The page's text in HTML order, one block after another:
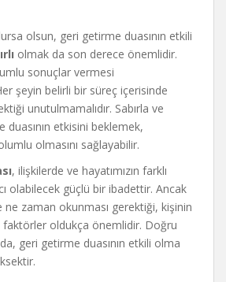
olsun, geri getirme duasının etkili
olmak da son derece önemlidir.
sonuçlar vermesi
şeyin belirli bir süreç içerisinde
unutulmamalıdır. Sabırla ve
etkisini beklemek,
olmasını sağlayabilir.
, ilişkilerde ve hayatımızın farklı
olabilecek güçlü bir ibadettir. Ancak
ne zaman okunması gerektiği, kişinin
faktörler oldukça önemlidir. Doğru
geri getirme duasının etkili olma